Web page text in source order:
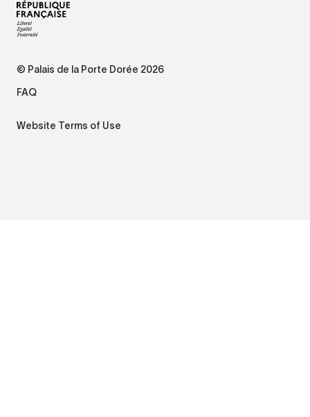
© Palais de la Porte Dorée 2026
FAQ
Website Terms of Use